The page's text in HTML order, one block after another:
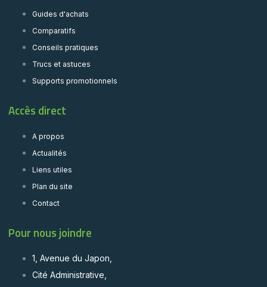
Guides d'achats
Comparatifs
Conseils pratiques
Trucs et astuces
Supports promotionnels
Accès direct
A propos
Actualités
Liens utiles
Plan du site
Contact
Pour nous joindre
1, Avenue du Japon,
Cité Administrative,